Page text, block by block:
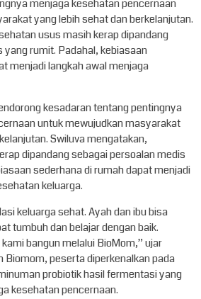
menjaga kesehatan pencernaan
yang lebih sehat dan berkelanjutan.
usus masih kerap dipandang
rumit. Padahal, kebiasaan
menjadi langkah awal menjaga
kesadaran tentang pentingnya
untuk mewujudkan masyarakat
Swiluva mengatakan,
dipandang sebagai persoalan medis
sederhana di rumah dapat menjadi
keluarga.
keluarga sehat. Ayah dan ibu bisa
tumbuh dan belajar dengan baik.
bangun melalui BioMom,” ujar
Biomom, peserta diperkenalkan pada
probiotik hasil fermentasi yang
kesehatan pencernaan.